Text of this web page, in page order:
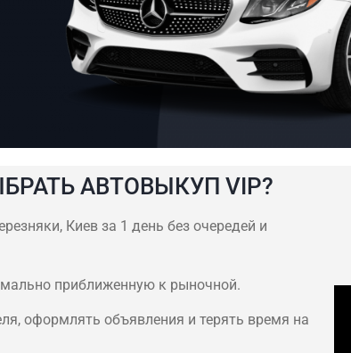
АВТОВЫКУП VIP?
Киев за 1 день без очередей и
приближенную к рыночной.
оформлять объявления и терять время на